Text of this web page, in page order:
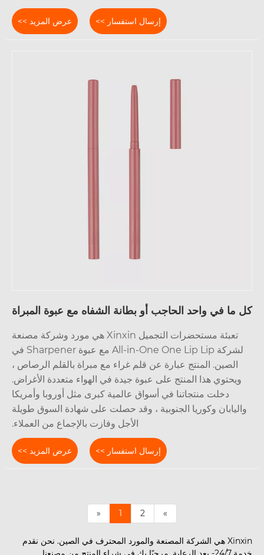
عرض المزيد >> إرسال استفسار >>
ما في واحد الحاجب أو بطانة الشفاه مع عبوة المبراة
تعبئة مستحضرات التجميل Xinxin هي مورد وشركة مصنعة
لشركة All-in-One One Lip Lip مع عبوة Sharpener في
الصين. المنتج عبارة عن قلم غراء مع مبراة بالقلم الرصاص ،
ويحتوي هذا المنتج على عبوة جيدة في الهواء متعددة الأغراض.
دخلت منتجاتنا في أسواق عالمية كبرى مثل أوروبا وأمريكا
وكوريا الجنوبية ، وقد حصلت على شهادة السوق طويلة
الأجل وفازت بالإجماع من العملاء.
عرض المزيد >> إرسال استفسار >>
« 1 2
Xinxin هي الشركة المصنعة والمورد المحترف في الصين. نحن نقدم